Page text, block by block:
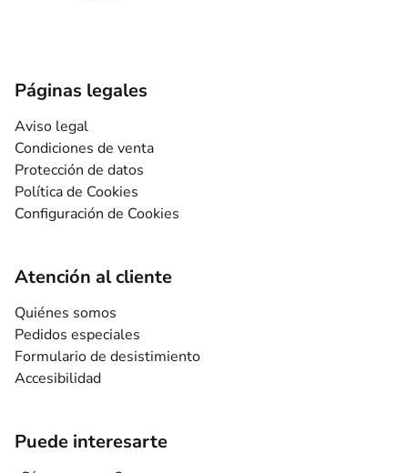
Páginas legales
Aviso legal
Condiciones de venta
Protección de datos
Política de Cookies
Configuración de Cookies
Atención al cliente
Quiénes somos
Pedidos especiales
Formulario de desistimiento
Accesibilidad
Puede interesarte